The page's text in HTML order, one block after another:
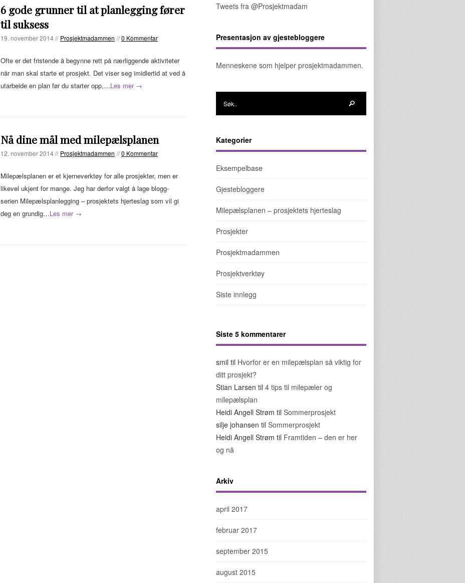
6 gode grunner til at planlegging fører
til suksess
19. november 2014 // Prosjektmadammen //0 Kommentar
Ofte er det fristende å begynne rett på nærliggende aktiviteter
når man skal starte et prosjekt. Det viser seg imidlertid at ved å
utarbeide en plan før du starter opp,…Les mer →
Nå dine mål med milepælsplanen
12. november 2014 // Prosjektmadammen //0 Kommentar
Milepælsplanen er et kjerneverktøy for alle prosjekter, men er
likevel ukjent for mange. Jeg har derfor valgt å lage blogg-
serien Milepælsplanlegging – prosjektets hjerteslag som vil gi
deg en grundig…Les mer →
Tweets fra @Prosjektmadam
Presentasjon av gjestebloggere
Menneskene som hjelper prosjektmadammen.
Kategorier
Eksempelbase
Gjestebloggere
Milepælsplanen – prosjektets hjerteslag
Prosjekter
Prosjektmadammen
Prosjektverktøy
Siste innlegg
Siste 5 kommentarer
smil til Hvorfor er en milepælsplan så viktig for
ditt prosjekt?
Stian Larsen til 4 tips til milepæler og
milepælsplan
Heidi Angell Strøm til Sommerprosjekt
silje johansen til Sommerprosjekt
Heidi Angell Strøm til Framtiden – den er her
og nå
Arkiv
april 2017
februar 2017
september 2015
august 2015